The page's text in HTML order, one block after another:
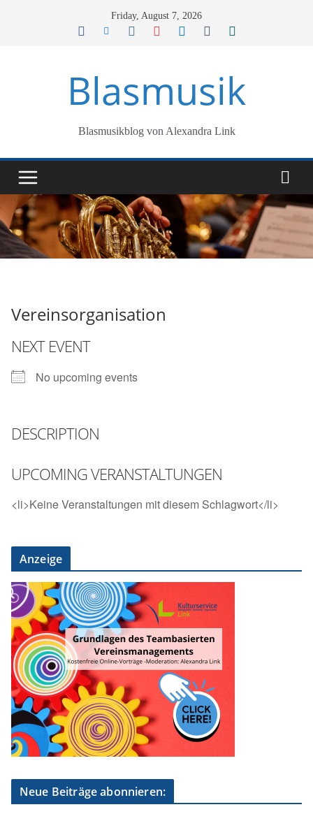
Friday, August 7, 2026
Blasmusik
Blasmusikblog von Alexandra Link
Vereinsorganisation
NEXT EVENT
No upcoming events
DESCRIPTION
UPCOMING VERANSTALTUNGEN
<li>Keine Veranstaltungen mit diesem Schlagwort</li>
Anzeige
Neue Beiträge abonnieren: